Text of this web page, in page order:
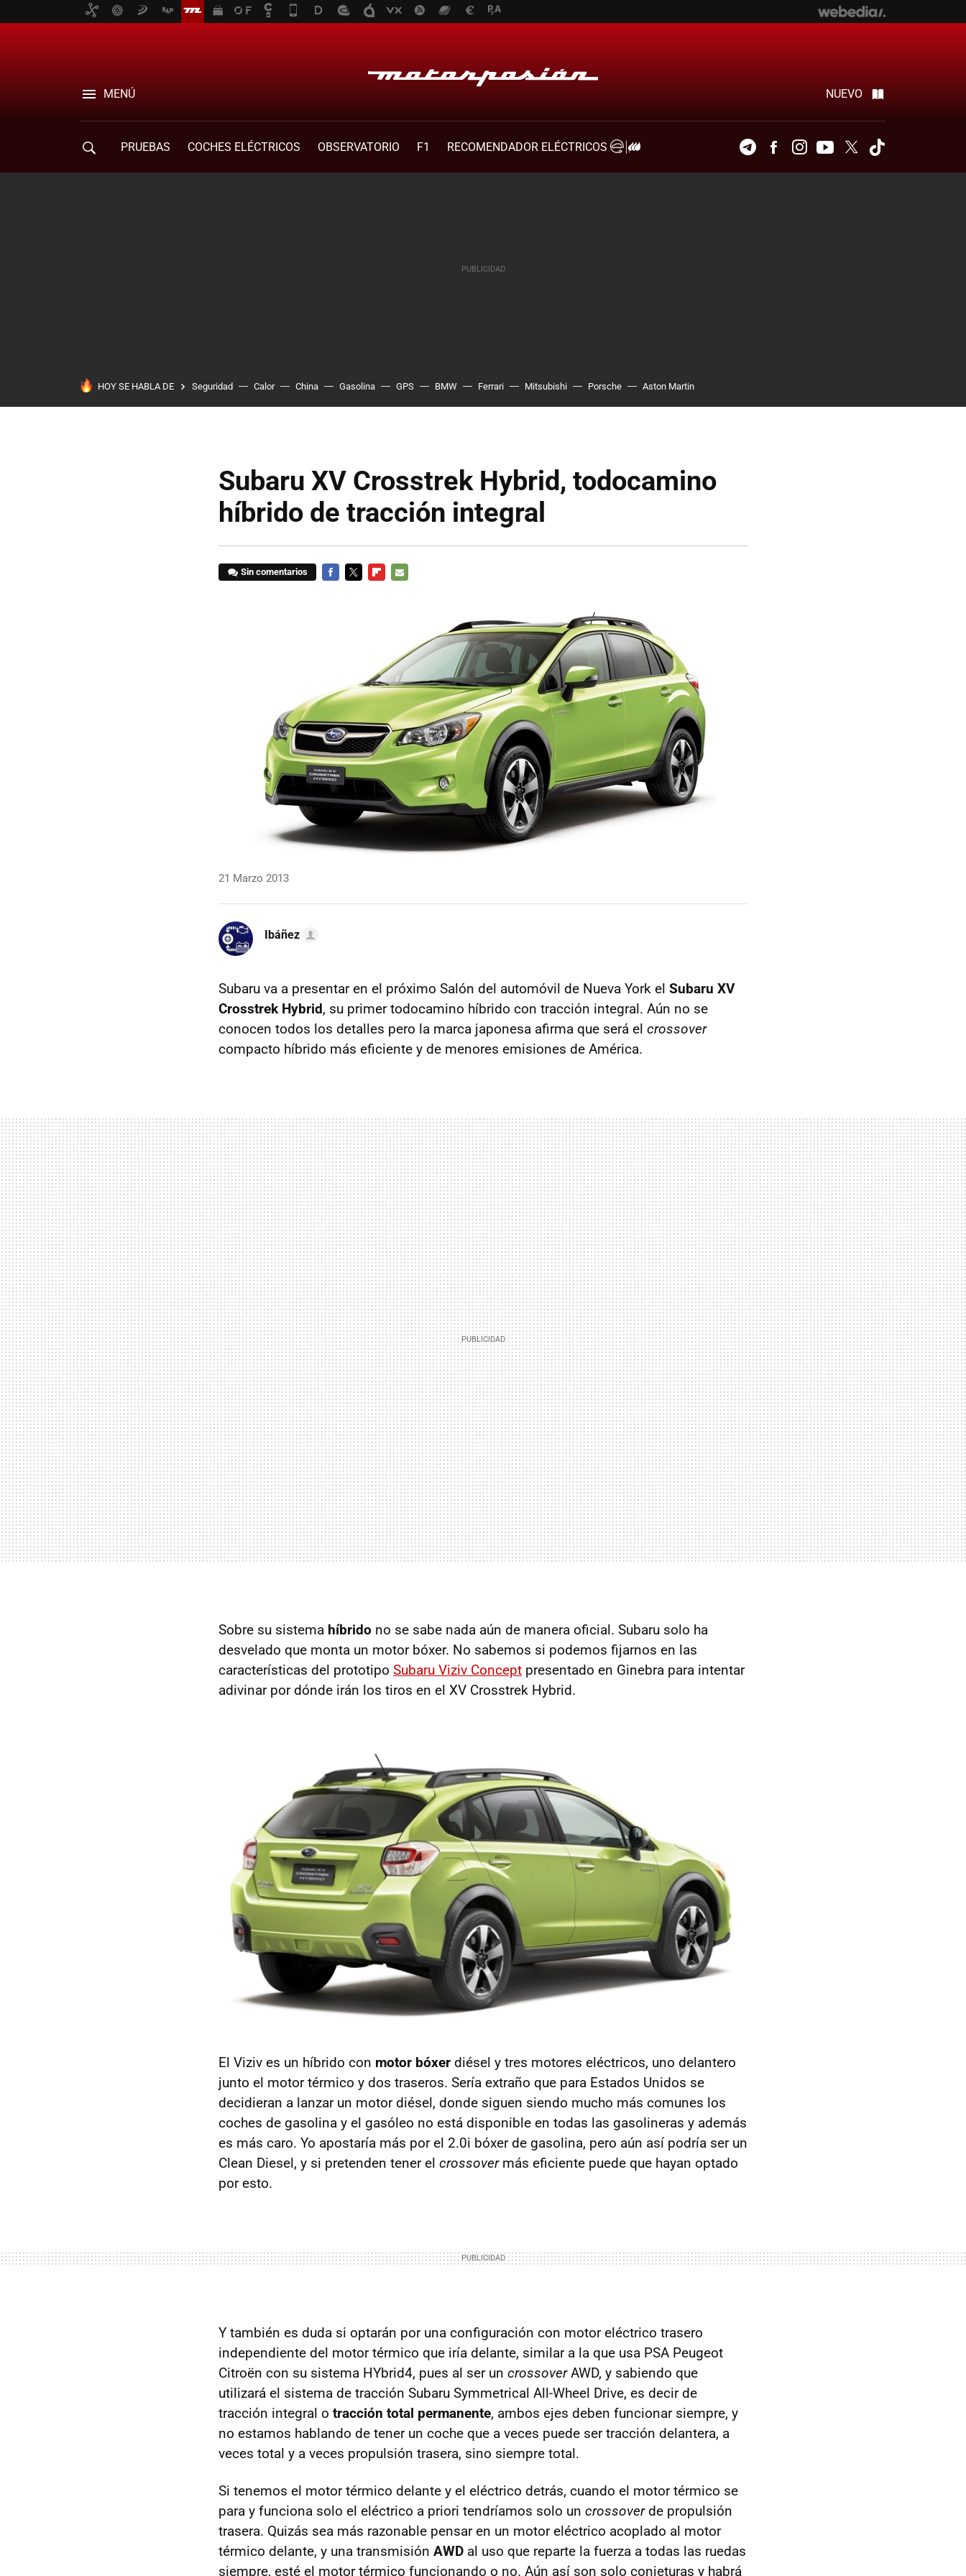
MENÚ NUEVO
PRUEBAS COCHES ELÉCTRICOS OBSERVATORIO F1
RECOMENDADOR ELÉCTRICOS
TelegramFacebookInstagramYoutubeTwitter
HOY SE HABLA DE Seguridad Calor China Gasolina GPS BMW Ferrari Mitsubishi Porsche Aston Martin
Subaru XV Crosstrek Hybrid, todocamino
híbrido de tracción integral
Sin comentarios
21 Marzo 2013
Ibáñez
Subaru va a presentar en el próximo Salón del automóvil de Nueva York el Subaru XV
Crosstrek Hybrid, su primer todocamino híbrido con tracción integral. Aún no se
conocen todos los detalles pero la marca japonesa afirma que será el crossover
compacto híbrido más eficiente y de menores emisiones de América.
Sobre su sistema híbrido no se sabe nada aún de manera oficial. Subaru solo ha
desvelado que monta un motor bóxer. No sabemos si podemos fijarnos en las
características del prototipo Subaru Viziv Concept presentado en Ginebra para intentar
adivinar por dónde irán los tiros en el XV Crosstrek Hybrid.
El Viziv es un híbrido con motor bóxer diésel y tres motores eléctricos, uno delantero
junto el motor térmico y dos traseros. Sería extraño que para Estados Unidos se
decidieran a lanzar un motor diésel, donde siguen siendo mucho más comunes los
coches de gasolina y el gasóleo no está disponible en todas las gasolineras y además
es más caro. Yo apostaría más por el 2.0i bóxer de gasolina, pero aún así podría ser un
Clean Diesel, y si pretenden tener el crossovermás eficiente puede que hayan optado
por esto.
Y también es duda si optarán por una configuración con motor eléctrico trasero
independiente del motor térmico que iría delante, similar a la que usa PSA Peugeot
Citroën con su sistema HYbrid4, pues al ser un crossoverAWD, y sabiendo que
utilizará el sistema de tracción Subaru Symmetrical All-Wheel Drive, es decir de
tracción integral o tracción total permanente, ambos ejes deben funcionar siempre, y
no estamos hablando de tener un coche que a veces puede ser tracción delantera, a
veces total y a veces propulsión trasera, sino siempre total.
Si tenemos el motor térmico delante y el eléctrico detrás, cuando el motor térmico se
para y funciona solo el eléctrico a priori tendríamos solo un crossoverde propulsión
trasera. Quizás sea más razonable pensar en un motor eléctrico acoplado al motor
térmico delante, y una transmisión AWD al uso que reparte la fuerza a todas las ruedas
siempre, esté el motor térmico funcionando o no. Aún así son solo conjeturas y habrá